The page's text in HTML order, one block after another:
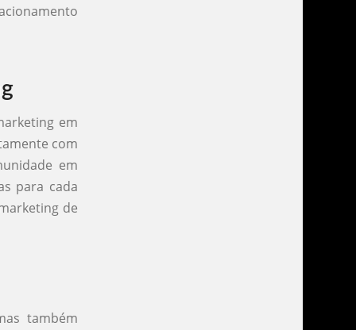
em
com
em
para cada
de
também